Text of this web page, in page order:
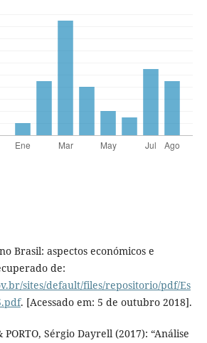
Brasil: aspectos económicos e
de:
sites/default/files/repositorio/pdf/Es
. [Acessado em: 5 de outubro 2018].
PORTO, Sérgio Dayrell (2017): “Análise